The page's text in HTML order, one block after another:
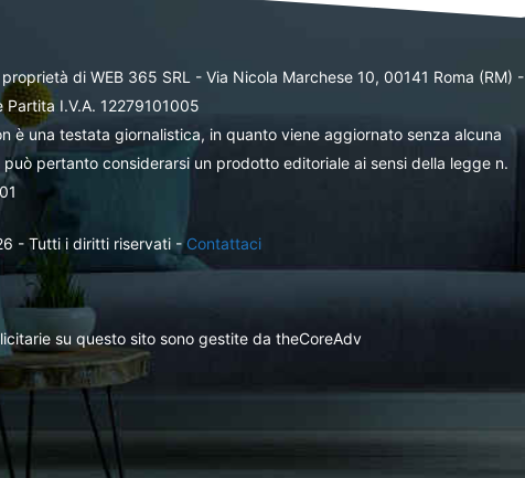
di WEB 365 SRL - Via Nicola Marchese 10, 00141 Roma (RM) -
Partita I.V.A. 12279101005
è una testata giornalistica, in quanto viene aggiornato senza alcuna
pertanto considerarsi un prodotto editoriale ai sensi della legge n.
- Tutti i diritti riservati -Contattaci
su questo sito sono gestite da theCoreAdv